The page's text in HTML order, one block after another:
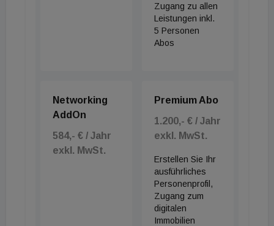
Zugang zu allen
Leistungen inkl.
5 Personen
Abos
Networking
AddOn
584,- € / Jahr
exkl. MwSt.
Premium Abo
1.200,- € / Jahr
exkl. MwSt.
Erstellen Sie Ihr
ausführliches
Personenprofil,
Zugang zum
digitalen
Immobilien